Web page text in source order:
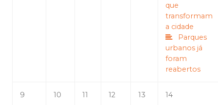
que
transformam
a cidade
Parques
urbanos já
foram
reabertos
9 10 11 12 13 14